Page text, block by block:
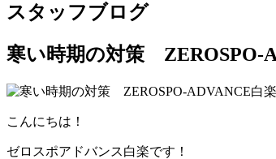
スタッフブログ
寒い時期の対策
こんにちは！
ゼロスポアドバンス白楽です！